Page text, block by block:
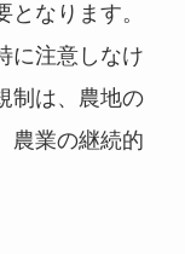
なります。
に注意しなけ
制は、農地の
農業の継続的